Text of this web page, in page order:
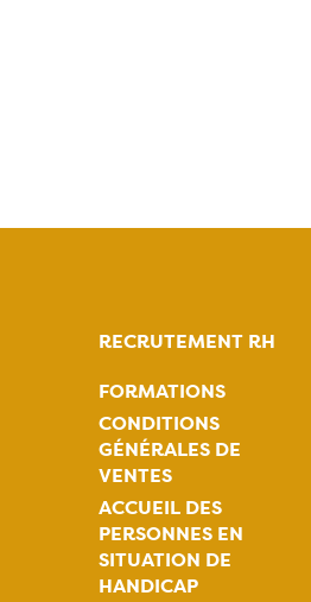
RECRUTEMENT RH
FORMATIONS
CONDITIONS
GÉNÉRALES DE
VENTES
ACCUEIL DES
PERSONNES EN
SITUATION DE
HANDICAP